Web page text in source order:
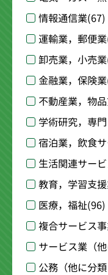
情報通信業(67)
運輸業，郵便業
卸売業，小売業
金融業，保険業
不動産業，物
学術研究，専
宿泊業，飲食
生活関連サー
教育，学習支
医療，福祉(96)
複合サービス
サービス業（
公務（他に分